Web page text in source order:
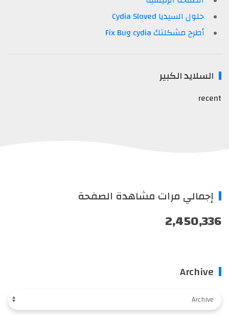
حلول السيديا Cydia Sloved
أطرح مشكلتك Fix Bug cydia
السلايد الكبير
recent
إجمالي مرات مشاهدة الصفحة
2,450,336
Archive